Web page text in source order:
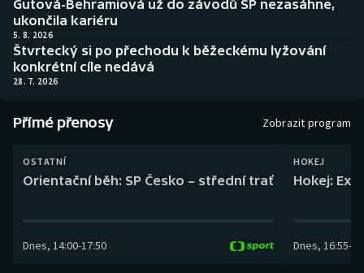
Biatlon
Boby a skeleton
Box
Curling
Aplikace ČT sport
AZ kvíz
Gutová-Behramiová už do závodů SP nezasáhne,
ukončila kariéru
5. 8. 2026
Štvrtecký si po přechodu k běžeckému lyžování
konkrétní cíle nedává
28. 7. 2026
Přímé přenosy Zobrazit program
OSTATNÍ
Orientační běh: SP Česko – střední trať
Dnes, 14:00-17:50
HOKEJ
Hokej:
Dnes, 16:55-